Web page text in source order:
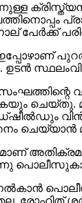
നിന്നുള്ള
പേര്‍ക്ക്
ഉടന്‍
ചെയ്തു.
ചെയ്യാന്‍
നല്‍കാന്‍
രോഹിത്